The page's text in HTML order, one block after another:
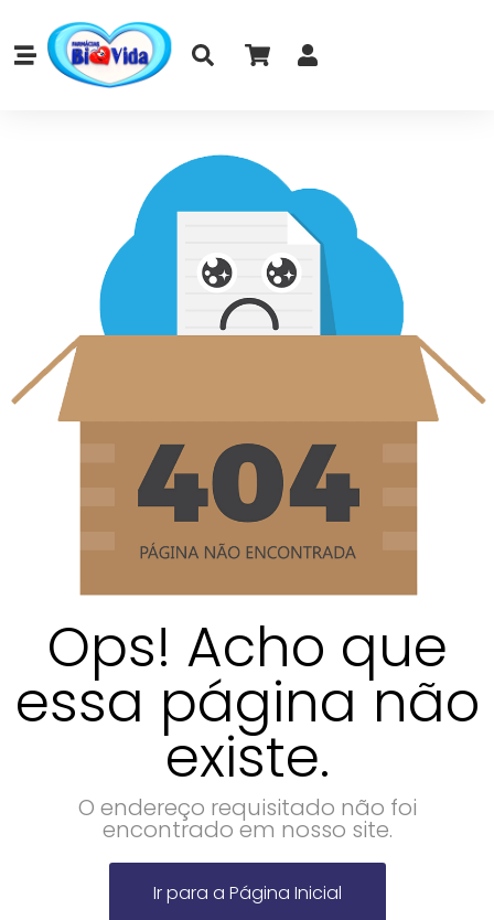
Ops! Acho que
essa página não
existe.
O endereço requisitado não foi
encontrado em nosso site.
Ir para a Página Inicial